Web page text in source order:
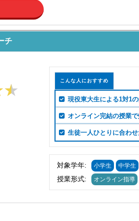
チ
こんな人におすすめ
現役東大生による1対1
オンライン完結の授業
生徒一人ひとりに合わ
対象学年: 小学生 中学生
授業形式: オンライン指導